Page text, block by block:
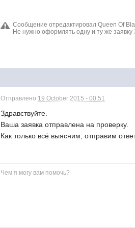
Сообщение отредактировал Queen Of
Не нужно оформлять одну и ту же
Отправлено 19 October 2015 - 00:51
Здравствуйте.
Ваша заявка отправлена на проверку.
Как только всё выясним, отправим
Чем я могу вам помочь?